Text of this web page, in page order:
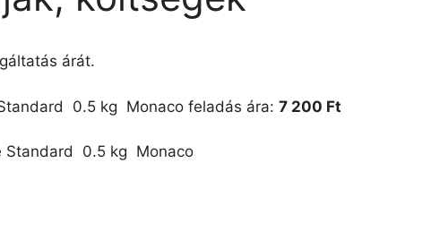
árát.
 0.5 kg  Monaco feladás ára: 7 200 Ft
 0.5 kg  Monaco